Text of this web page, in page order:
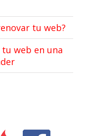
tu web?
web en una